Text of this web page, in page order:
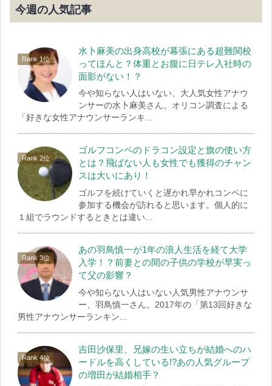
今週の人気記事
水卜麻美の出身高校が幕張にある超難関校
ってほんと？体重とお腹に日テレ入社時の
面影がない！？
今や知らない人はいない、大人気女性アナウ
ンサーの水卜麻美さん。オリコン調査による
「好きな女性アナウンサーランキ...
ゴルフコンペのドラコン設定と旗の使い方
とは？飛ばない人も女性でも獲得のチャン
スは大いにあり！
ゴルフを続けていくと遅かれ早かれコンペに
参加する機会が訪れると思います。個人的に
１組でラウンドするときとは違い...
あの羽鳥慎一が1年の浪人生活を経て大学
入学！？前妻との間の子供の学校が早実っ
て父の影響？
今や知らない人はいない人気男性アナウンサ
ー、羽鳥慎一さん。2017年の「第13回好きな
男性アナウンサーランキン...
吉田沙保里、兄嫁の生い立ちが結婚へのハ
ードルを高くしている!?あの人気グループ
の増田が結婚相手？